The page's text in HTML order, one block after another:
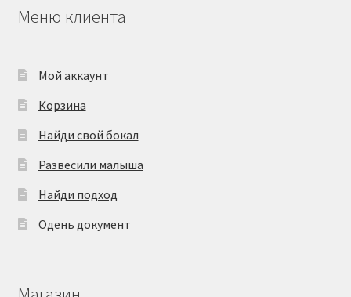
Меню клиента
Мой аккаунт
Корзина
Найди свой бокал
Развесили малыша
Найди подход
Одень документ